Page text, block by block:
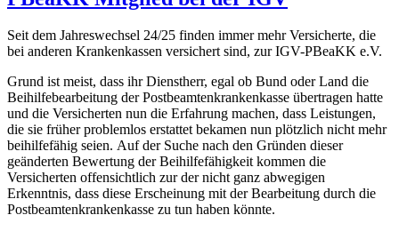
Seit dem Jahreswechsel 24/25 finden immer mehr Versicherte, die
bei anderen Krankenkassen versichert sind, zur IGV-PBeaKK e.V.
Grund ist meist, dass ihr Dienstherr, egal ob Bund oder Land die
Beihilfebearbeitung der Postbeamtenkrankenkasse übertragen hatte
und die Versicherten nun die Erfahrung machen, dass Leistungen,
die sie früher problemlos erstattet bekamen nun plötzlich nicht mehr
beihilfefähig seien. Auf der Suche nach den Gründen dieser
geänderten Bewertung der Beihilfefähigkeit kommen die
Versicherten offensichtlich zur der nicht ganz abwegigen
Erkenntnis, dass diese Erscheinung mit der Bearbeitung durch die
Postbeamtenkrankenkasse zu tun haben könnte.